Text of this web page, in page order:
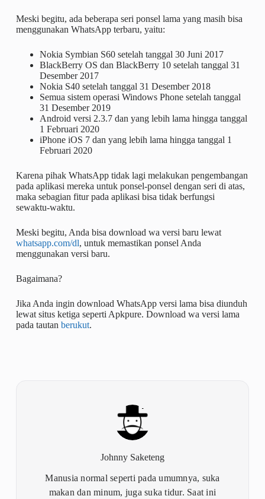
Meski begitu, ada beberapa seri ponsel lama yang masih bisa
menggunakan WhatsApp terbaru, yaitu:
Nokia Symbian S60 setelah tanggal 30 Juni 2017
BlackBerry OS dan BlackBerry 10 setelah tanggal 31
Desember 2017
Nokia S40 setelah tanggal 31 Desember 2018
Semua sistem operasi Windows Phone setelah tanggal
31 Desember 2019
Android versi 2.3.7 dan yang lebih lama hingga tanggal
1 Februari 2020
iPhone iOS 7 dan yang lebih lama hingga tanggal 1
Februari 2020
Karena pihak WhatsApp tidak lagi melakukan pengembangan
pada aplikasi mereka untuk ponsel-ponsel dengan seri di atas,
maka sebagian fitur pada aplikasi bisa tidak berfungsi
sewaktu-waktu.
Meski begitu, Anda bisa download wa versi baru lewat
whatsapp.com/dl, untuk memastikan ponsel Anda
menggunakan versi baru.
Bagaimana?
Jika Anda ingin download WhatsApp versi lama bisa diunduh
lewat situs ketiga seperti Apkpure. Download wa versi lama
pada tautan berukut.
Johnny Saketeng
Manusia normal seperti pada umumnya, suka
makan dan minum, juga suka tidur. Saat ini